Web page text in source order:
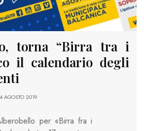
torna “Birra tra i
il calendario degli
AGOSTO 2019
per «Birra fra i